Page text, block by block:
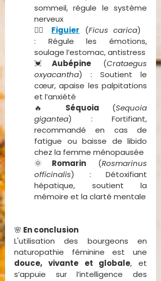
sommeil, régule le système
nerveux
🧘‍♀️ Figuier (Ficus carica)
: Régule les émotions,
soulage l’estomac, antistress
💓 Aubépine (Crataegus
oxyacantha) : Soutient le
cœur, apaise les palpitations
et l’anxiété
🔥 Séquoia (Sequoia
gigantea) : Fortifiant,
recommandé en cas de
fatigue ou baisse de libido
chez la femme ménopausée
🌞 Romarin (Rosmarinus
officinalis) : Détoxifiant
hépatique, soutient la
mémoire et la clarté mentale
🌸 En conclusion
L'utilisation des bourgeons en
douce, vivante et globale, et
s’appuie sur l’intelligence des